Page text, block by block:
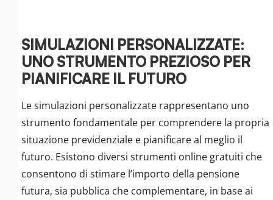
SIMULAZIONI PERSONALIZZATE:
UNO STRUMENTO PREZIOSO PER
PIANIFICARE IL FUTURO
Le simulazioni personalizzate rappresentano uno
strumento fondamentale per comprendere la propria
situazione previdenziale e pianificare al meglio il
futuro. Esistono diversi strumenti online gratuiti che
consentono di stimare l’importo della pensione
futura, sia pubblica che complementare, in base ai